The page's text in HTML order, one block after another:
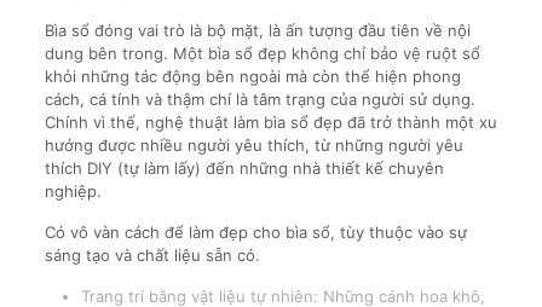
Bìa sổ đóng vai trò là bộ mặt, là ấn tượng đầu tiên về nội
dung bên trong. Một bìa sổ đẹp không chỉ bảo vệ ruột sổ
khỏi những tác động bên ngoài mà còn thể hiện phong
cách, cá tính và thậm chí là tâm trạng của người sử dụng.
Chính vì thế, nghệ thuật làm bìa sổ đẹp đã trở thành một xu
hướng được nhiều người yêu thích, từ những người yêu
thích DIY (tự làm lấy) đến những nhà thiết kế chuyên
nghiệp.
Có vô vàn cách để làm đẹp cho bìa sổ, tùy thuộc vào sự
sáng tạo và chất liệu sẵn có.
Trang trí bằng vật liệu tự nhiên: Những cánh hoa khô,